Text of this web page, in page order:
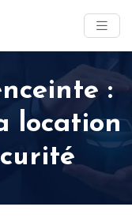
:
location